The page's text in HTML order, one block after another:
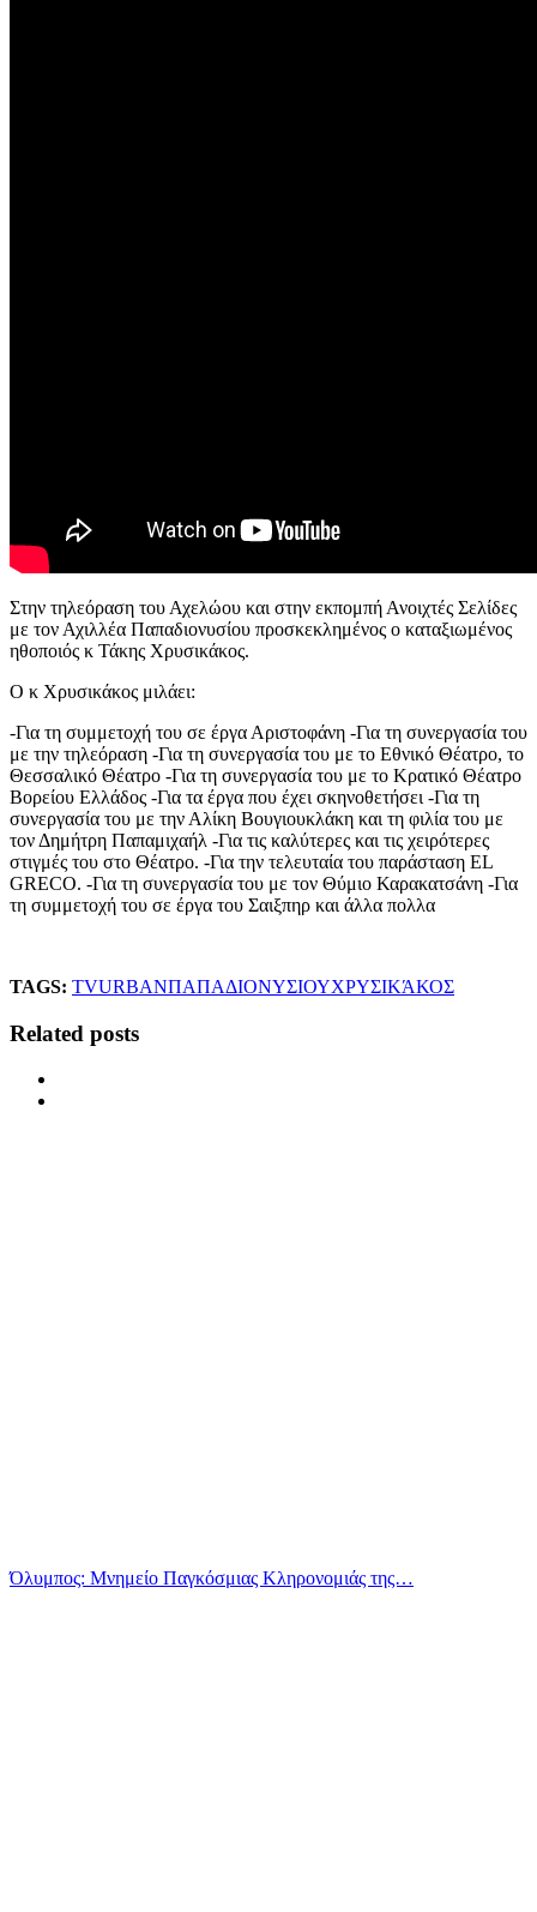
Στην τηλεόραση του Αχελώου και στην εκπομπή Ανοιχτές Σελίδες
με τον Αχιλλέα Παπαδιονυσίου προσκεκλημένος ο καταξιωμένος
ηθοποιός κ Τάκης Χρυσικάκος.
Ο κ Χρυσικάκος μιλάει:
-Για τη συμμετοχή του σε έργα Αριστοφάνη -Για τη συνεργασία του
με την τηλεόραση -Για τη συνεργασία του με το Εθνικό Θέατρο, το
Θεσσαλικό Θέατρο -Για τη συνεργασία του με το Κρατικό Θέατρο
Βορείου Ελλάδος -Για τα έργα που έχει σκηνοθετήσει -Για τη
συνεργασία του με την Αλίκη Βουγιουκλάκη και τη φιλία του με
τον Δημήτρη Παπαμιχαήλ -Για τις καλύτερες και τις χειρότερες
στιγμές του στο Θέατρο. -Για την τελευταία του παράσταση EL
GRECO. -Για τη συνεργασία του με τον Θύμιο Καρακατσάνη -Για
τη συμμετοχή του σε έργα του Σαιξπηρ και άλλα πολλα
TAGS: TVURBANΠΑΠΑΔΙΟΝΥΣΙΟΥΧΡΥΣΙΚΆΚΟΣ
Related posts
Όλυμπος: Μνημείο Παγκόσμιας Κληρονομιάς της…